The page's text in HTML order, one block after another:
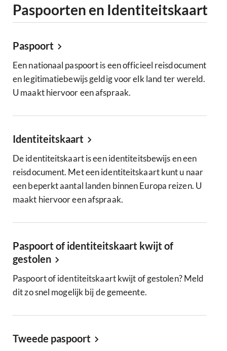
Paspoorten en Identiteitskaart
Paspoort
Een nationaal paspoort is een officieel reisdocument
en legitimatiebewijs geldig voor elk land ter wereld.
U maakt hiervoor een afspraak.
Identiteitskaart
De identiteitskaart is een identiteitsbewijs en een
reisdocument. Met een identiteitskaart kunt u naar
een beperkt aantal landen binnen Europa reizen. U
maakt hiervoor een afspraak.
Paspoort of identiteitskaart kwijt of
gestolen
Paspoort of identiteitskaart kwijt of gestolen? Meld
dit zo snel mogelijk bij de gemeente.
Tweede paspoort